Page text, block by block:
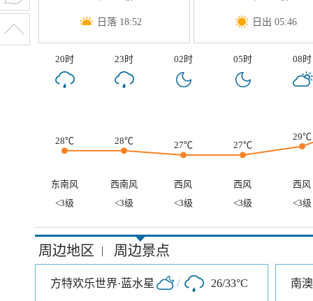
日落 18:52 日出 05:46
20时 23时 02时 05时 08时
28℃ 28℃ 27℃ 27℃
29℃
东南风 西南风 西风 西风
西风
<3级
<3级 <3级 <3级 <3级
周边地区 | 周边景点
方特欢乐世界·蓝水星 / 26/33°C